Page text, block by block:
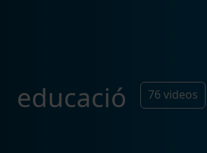
educació 76 videos